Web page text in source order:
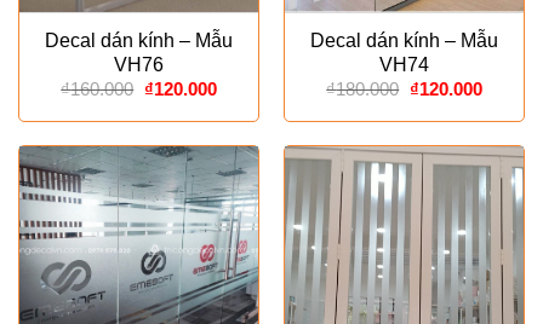
Decal dán kính – Mẫu
VH76
₫160.000 Giá
là:
₫160.000.
₫120.000Giá
tại
là:
₫120.000.
Decal dán kính – Mẫu
VH74
₫180.000 Giá
là:
₫180.000.
₫120.000Giá
tại
là: